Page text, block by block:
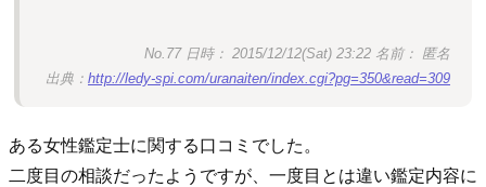
No.77 日時： 2015/12/12(Sat) 23:22 名前： 匿名
出典： http://ledy-spi.com/uranaiten/index.cgi?pg=350&read=309
ある女性鑑定士に関する口コミでした。
二度目の相談だったようですが、一度目とは違い鑑定内容に